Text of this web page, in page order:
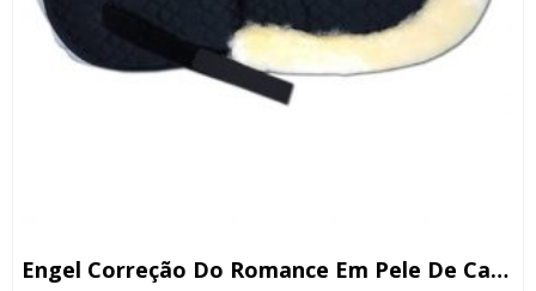
Engel Correção Do Romance Em Pele De Carneiro